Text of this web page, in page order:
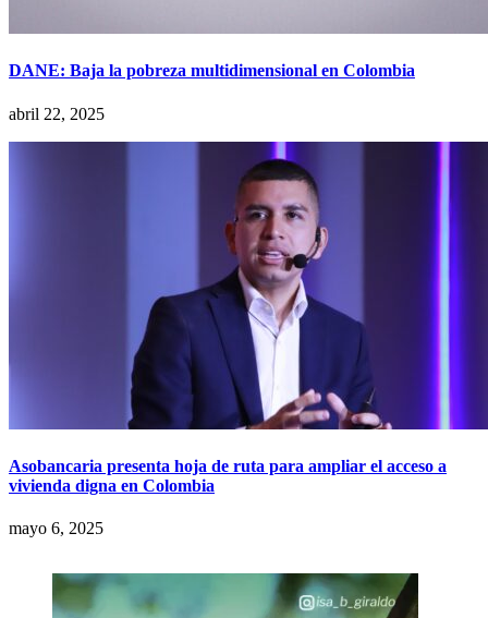
DANE: Baja la pobreza multidimensional en Colombia
abril 22, 2025
Asobancaria presenta hoja de ruta para ampliar el acceso a
vivienda digna en Colombia
mayo 6, 2025